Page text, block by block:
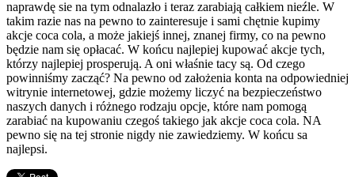
naprawdę sie na tym odnalazło i teraz zarabiają całkiem nieźle. W
takim razie nas na pewno to zainteresuje i sami chętnie kupimy
akcje coca cola, a może jakiejś innej, znanej firmy, co na pewno
będzie nam się opłacać. W końcu najlepiej kupować akcje tych,
którzy najlepiej prosperują. A oni właśnie tacy są. Od czego
powinniśmy zacząć? Na pewno od założenia konta na odpowiedniej
witrynie internetowej, gdzie możemy liczyć na bezpieczeństwo
naszych danych i różnego rodzaju opcje, które nam pomogą
zarabiać na kupowaniu czegoś takiego jak akcje coca cola. NA
pewno się na tej stronie nigdy nie zawiedziemy. W końcu sa
najlepsi.